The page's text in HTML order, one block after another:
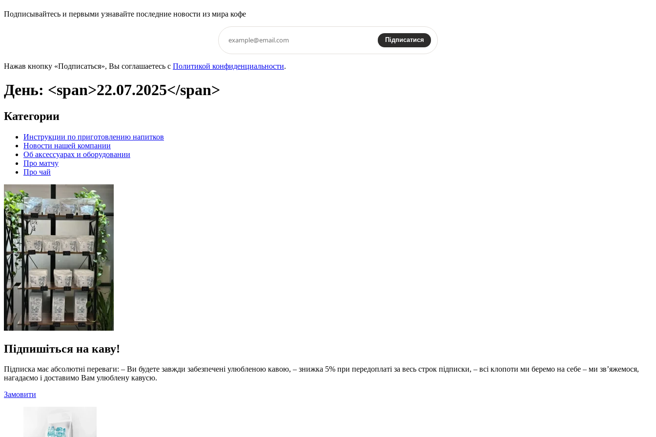
Подписывайтесь и первыми узнавайте последние новости из мира кофе
Підписатися
Нажав кнопку «Подписаться», Вы соглашаетесь с Политикой конфиденциальности.
День: <span>22.07.2025</span>
Категории
Инструкции по приготовлению напитков
Новости нашей компании
Об аксессуарах и оборудовании
Про матчу
Про чай
Підпишіться на каву!
Підписка має абсолютні переваги: – Ви будете завжди забезпечені улюбленою кавою, – знижка 5% при передоплаті за весь строк підписки, – всі клопоти ми беремо на себе – ми зв’яжемося,
нагадаємо і доставимо Вам улюблену кавусю.
Замовити